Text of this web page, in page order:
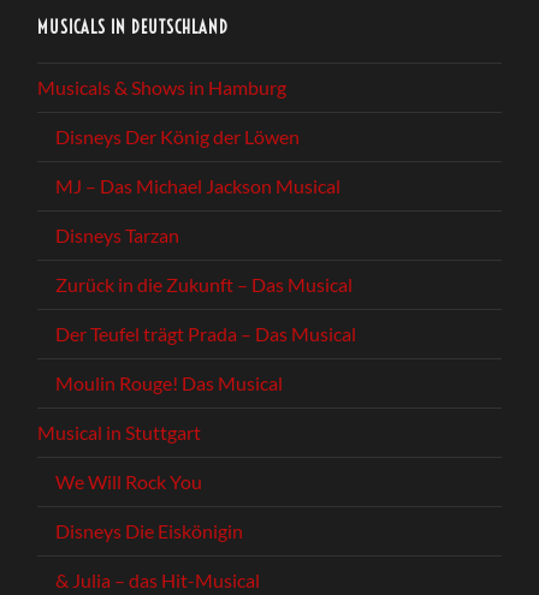
MUSICALS IN DEUTSCHLAND
Musicals & Shows in Hamburg
Disneys Der König der Löwen
MJ – Das Michael Jackson Musical
Disneys Tarzan
Zurück in die Zukunft – Das Musical
Der Teufel trägt Prada – Das Musical
Moulin Rouge! Das Musical
Musical in Stuttgart
We Will Rock You
Disneys Die Eiskönigin
& Julia – das Hit-Musical